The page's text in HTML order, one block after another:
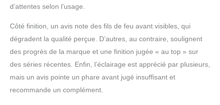
d’attentes selon l’usage.
Côté finition, un avis note des fils de feu avant visibles, qui
dégradent la qualité perçue. D’autres, au contraire, soulignent
des progrès de la marque et une finition jugée « au top » sur
des séries récentes. Enfin, l’éclairage est apprécié par plusieurs,
mais un avis pointe un phare avant jugé insuffisant et
recommande un complément.